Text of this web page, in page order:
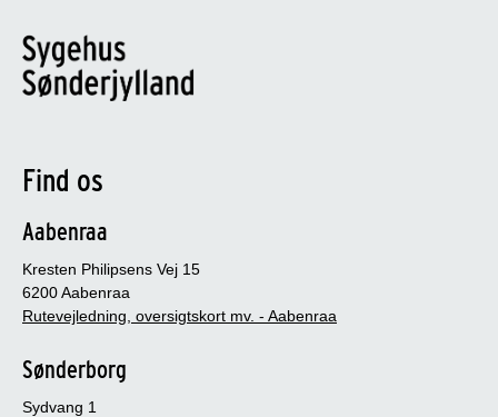
Find os
Aabenraa
Kresten Philipsens Vej 15
6200 Aabenraa
Rutevejledning, oversigtskort mv. - Aabenraa
Sønderborg
Sydvang 1